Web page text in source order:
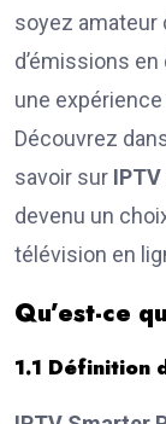
soyez amateur
d’émissions
une
Découvrez
savoir sur
devenu un
télévision en
Qu’est-ce
1.1 Définition